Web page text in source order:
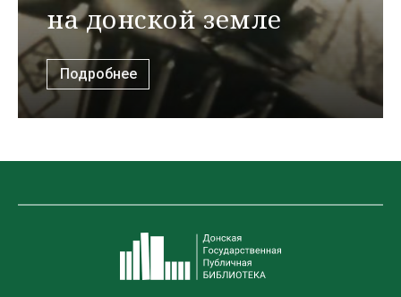
на донской земле
Подробнее